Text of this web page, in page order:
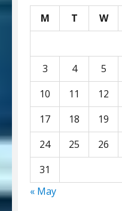
M T W
3
4 5
10
11 12
17
18 19
24
25 26
31
« May